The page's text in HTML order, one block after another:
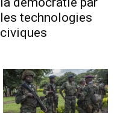
les technologies
civiques